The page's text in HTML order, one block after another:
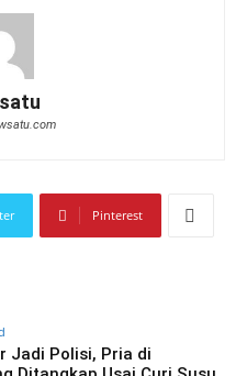
Pinterest
Jadi Polisi, Pria di